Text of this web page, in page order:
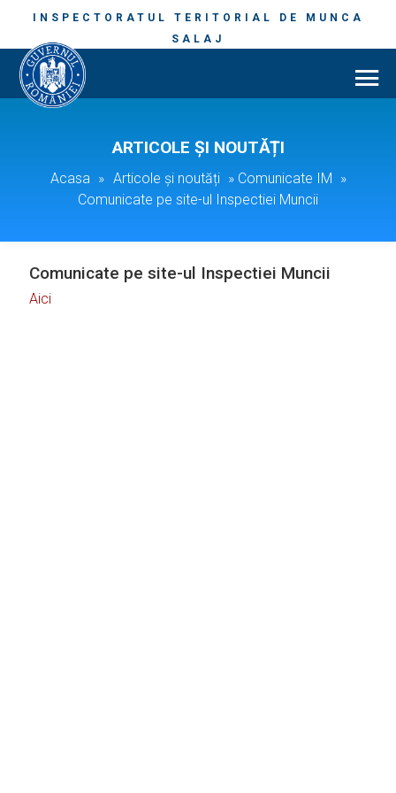
INSPECTORATUL TERITORIAL DE MUNCA
SALAJ
ARTICOLE ȘI NOUTĂȚI
Acasa » Articole și noutăți » Comunicate IM »
Comunicate pe site-ul Inspectiei Muncii
Comunicate pe site-ul Inspectiei Muncii
Aici